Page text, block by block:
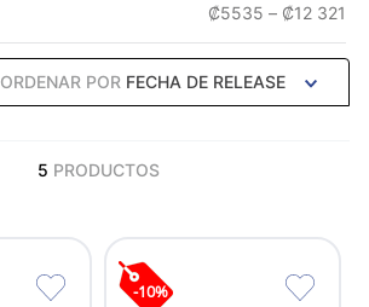
ORDENAR POR FECHA DE RELEASE
₡5535 – ₡12 321
5 PRODUCTOS
-10%